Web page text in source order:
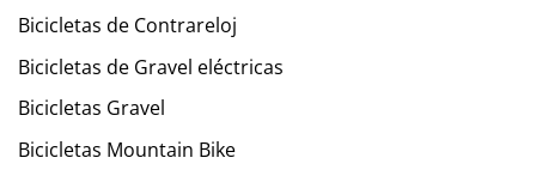
Bicicletas de Contrareloj
Bicicletas de Gravel eléctricas
Bicicletas Gravel
Bicicletas Mountain Bike